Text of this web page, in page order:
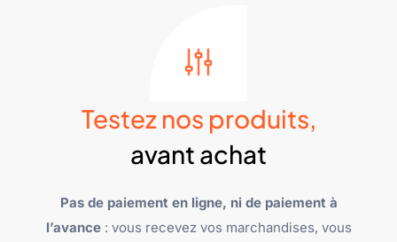
Testez nos produits,
avant achat
Pas de paiement en ligne, ni de paiement à
l’avance: vous recevez vos marchandises, vous